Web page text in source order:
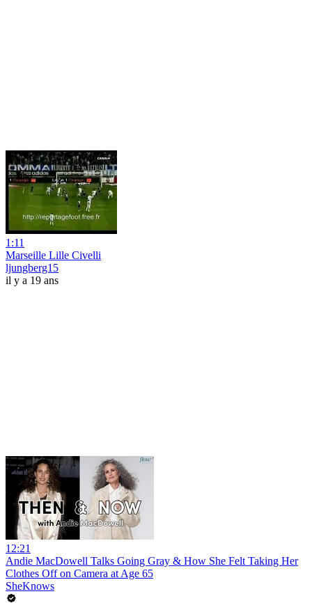
1:11
Marseille Lille Civelli
ljungberg15
il y a 19 ans
12:21
Andie MacDowell Talks Going Gray & How She Felt Taking Her
Clothes Off on Camera at Age 65
SheKnows